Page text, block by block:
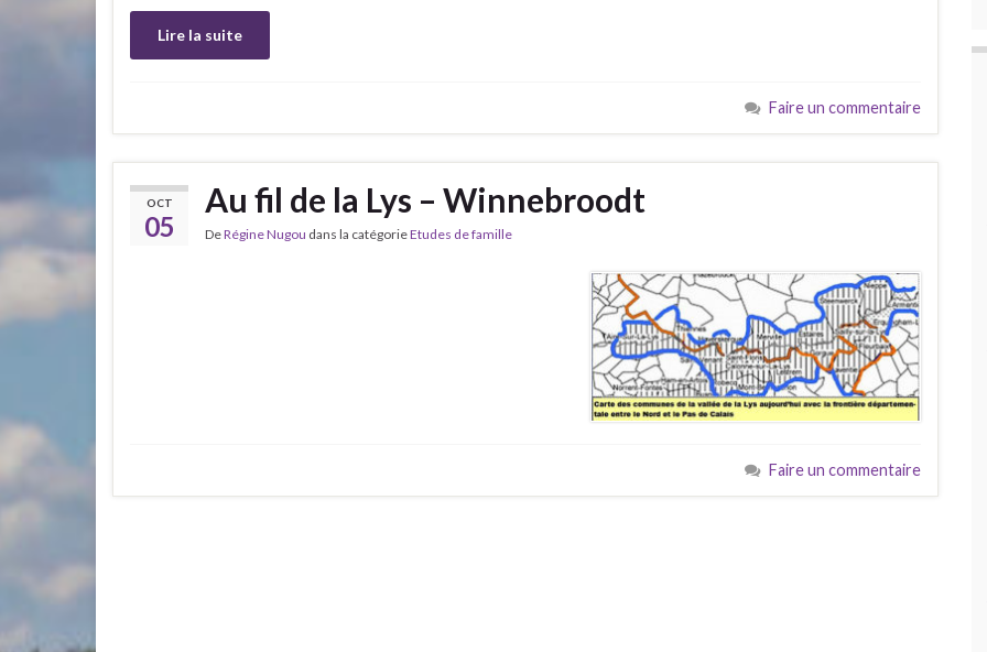
Lire la suite
Faire un commentaire
OCT
05
Au fil de la Lys – Winnebroodt
DeRégine Nugou dans la catégorieEtudes de famille
Faire un commentaire